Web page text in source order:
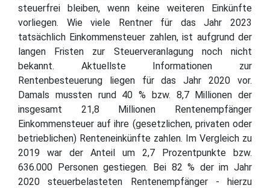
steuerfrei bleiben, wenn keine weiteren Einkünfte
vorliegen. Wie viele Rentner für das Jahr 2023
tatsächlich Einkommensteuer zahlen, ist aufgrund der
langen Fristen zur Steuerveranlagung noch nicht
bekannt. Aktuellste Informationen zur
Rentenbesteuerung liegen für das Jahr 2020 vor.
Damals mussten rund 40 % bzw. 8,7 Millionen der
insgesamt 21,8 Millionen Rentenempfänger
Einkommensteuer auf ihre (gesetzlichen, privaten oder
betrieblichen) Renteneinkünfte zahlen. Im Vergleich zu
2019 war der Anteil um 2,7 Prozentpunkte bzw.
636.000 Personen gestiegen. Bei 82 % der im Jahr
2020 steuerbelasteten Rentenempfänger - hierzu